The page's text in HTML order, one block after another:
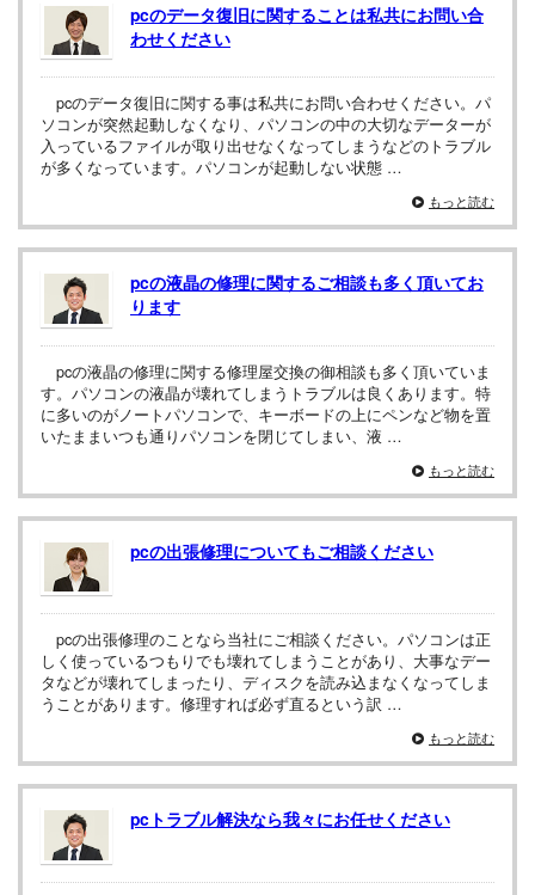
pcのデータ復旧に関することは私共にお問い合
わせください
pcのデータ復旧に関する事は私共にお問い合わせください。パ
ソコンが突然起動しなくなり、パソコンの中の大切なデーターが
入っているファイルが取り出せなくなってしまうなどのトラブル
が多くなっています。パソコンが起動しない状態 …
もっと読む
pcの液晶の修理に関するご相談も多く頂いてお
ります
pcの液晶の修理に関する修理屋交換の御相談も多く頂いていま
す。パソコンの液晶が壊れてしまうトラブルは良くあります。特
に多いのがノートパソコンで、キーボードの上にペンなど物を置
いたままいつも通りパソコンを閉じてしまい、液 …
もっと読む
pcの出張修理についてもご相談ください
pcの出張修理のことなら当社にご相談ください。パソコンは正
しく使っているつもりでも壊れてしまうことがあり、大事なデー
タなどが壊れてしまったり、ディスクを読み込まなくなってしま
うことがあります。修理すれば必ず直るという訳 …
もっと読む
pcトラブル解決なら我々にお任せください